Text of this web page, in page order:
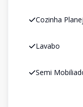
Cozinha
Lavabo
Semi